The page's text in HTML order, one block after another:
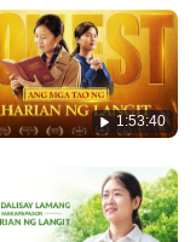
1:53:40